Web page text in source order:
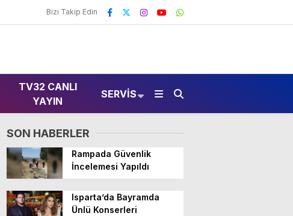
Bizi Takip Edin
TV32 CANLI
YAYIN
SERVIS
SON HABERLER
Rampada Güvenlik
İncelemesi Yapıldı
Isparta’da Bayramda
Ünlü Konserleri